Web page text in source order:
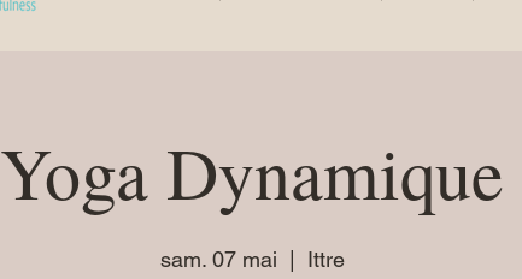
Yoga Dynamique
sam. 07 mai Ittre